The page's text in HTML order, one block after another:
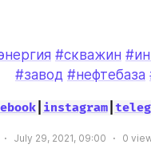
#скважин
#завод #нефтебаза
| instagram|
July 29, 2021, 09:00 0